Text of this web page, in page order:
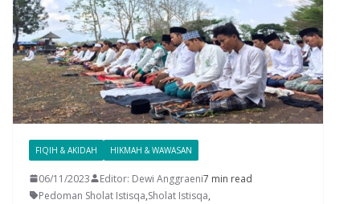
FIQIH & AKIDAH HIKMAH & WAWASAN
06/11/2023 Editor: Dewi Anggraeni7 min read
Pedoman Sholat Istisqa,Sholat Istisqa,